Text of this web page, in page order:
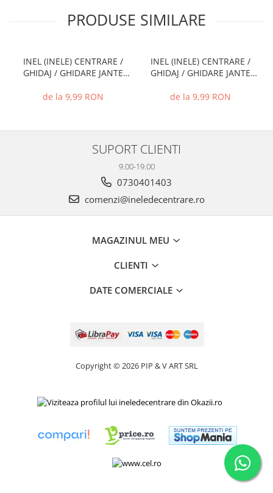
PRODUSE SIMILARE
INEL (INELE) CENTRARE /
GHIDAJ / GHIDARE JANTE
de la 9,99 RON
INEL (INELE) CENTRARE /
GHIDAJ / GHIDARE JANTE
de la 9,99 RON
SUPORT CLIENTI
9.00-19.00
0730401403
comenzi@ineledecentrare.ro
MAGAZINUL MEU
CLIENTI
DATE COMERCIALE
Copyright © 2026 PIP & V ART SRL